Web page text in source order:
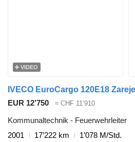
VIDEO
EUR 12’750 ≈ CHF 11’910
Kommunaltechnik - Feuerwehrleiter
2001
17’222 km
1’078 M/Std.